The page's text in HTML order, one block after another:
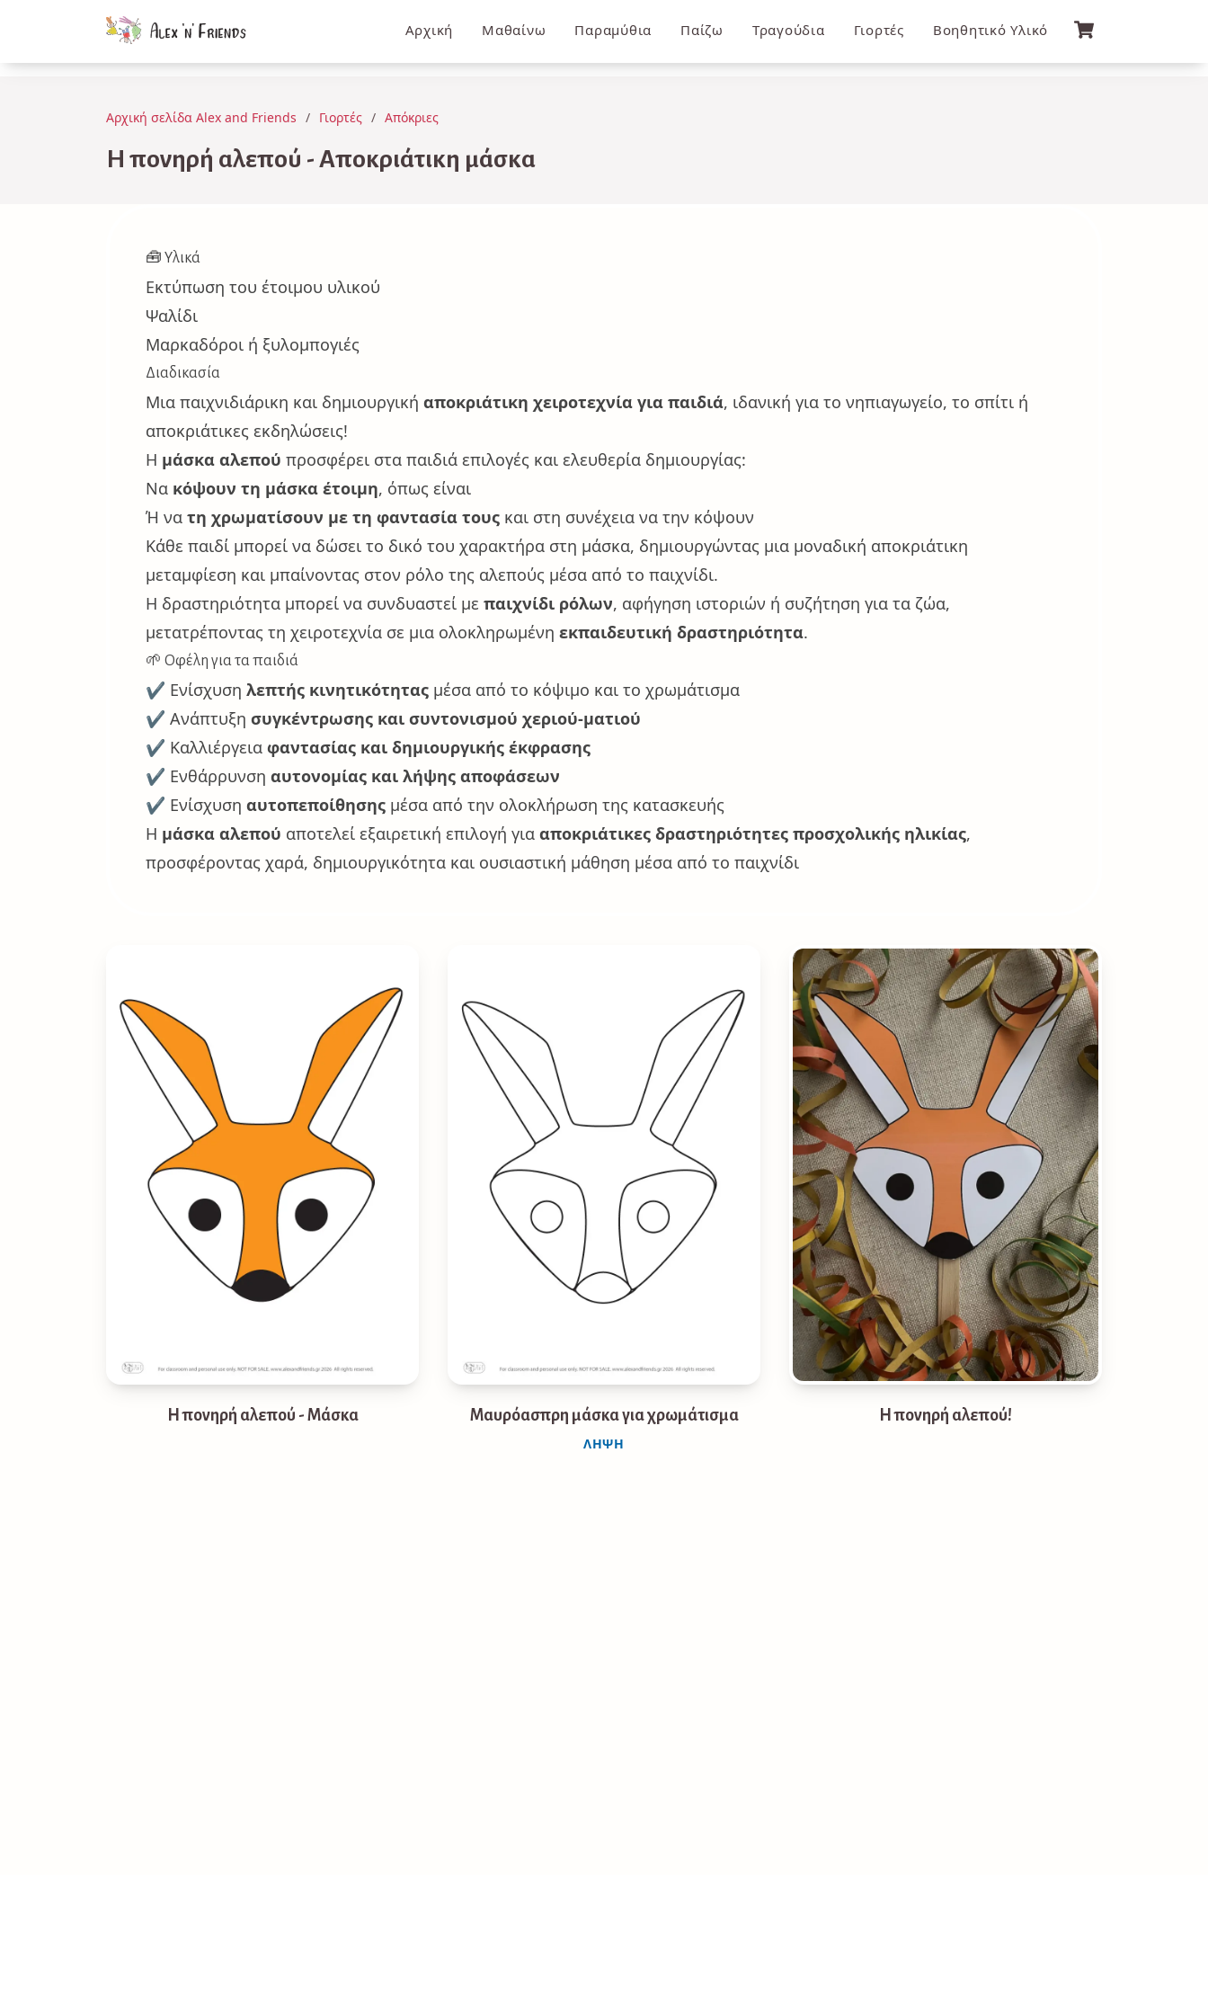
Αρχική Μαθαίνω Παραμύθια Παίζω Τραγούδια Γιορτές Βοηθητικό Υλικό
Αρχική σελίδα Alex and Friends Γιορτές Απόκριες
Η πονηρή αλεπού - Αποκριάτικη μάσκα
🧰 Υλικά
Εκτύπωση του έτοιμου υλικού
Ψαλίδι
Μαρκαδόροι ή ξυλομπογιές
Διαδικασία
Μια παιχνιδιάρικη και δημιουργική αποκριάτικη χειροτεχνία για παιδιά, ιδανική για το νηπιαγωγείο, το σπίτι ή
αποκριάτικες εκδηλώσεις!
Η μάσκα αλεπού προσφέρει στα παιδιά επιλογές και ελευθερία δημιουργίας:
Να κόψουν τη μάσκα έτοιμη, όπως είναι
Ή να τη χρωματίσουν με τη φαντασία τους και στη συνέχεια να την κόψουν
Κάθε παιδί μπορεί να δώσει το δικό του χαρακτήρα στη μάσκα, δημιουργώντας μια μοναδική αποκριάτικη
μεταμφίεση και μπαίνοντας στον ρόλο της αλεπούς μέσα από το παιχνίδι.
Η δραστηριότητα μπορεί να συνδυαστεί με παιχνίδι ρόλων, αφήγηση ιστοριών ή συζήτηση για τα ζώα,
μετατρέποντας τη χειροτεχνία σε μια ολοκληρωμένη εκπαιδευτική δραστηριότητα.
🌱 Οφέλη για τα παιδιά
✔️ Ενίσχυση λεπτής κινητικότητας μέσα από το κόψιμο και το χρωμάτισμα
✔️ Ανάπτυξη συγκέντρωσης και συντονισμού χεριού-ματιού
✔️ Καλλιέργεια φαντασίας και δημιουργικής έκφρασης
✔️ Ενθάρρυνση αυτονομίας και λήψης αποφάσεων
✔️ Ενίσχυση αυτοπεποίθησης μέσα από την ολοκλήρωση της κατασκευής
Η μάσκα αλεπού αποτελεί εξαιρετική επιλογή για αποκριάτικες δραστηριότητες προσχολικής ηλικίας,
προσφέροντας χαρά, δημιουργικότητα και ουσιαστική μάθηση μέσα από το παιχνίδι
Η πονηρή αλεπού - Μάσκα Μαυρόασπρη μάσκα για χρωμάτισμα
ΛΉΨΗ
Η πονηρή αλεπού!